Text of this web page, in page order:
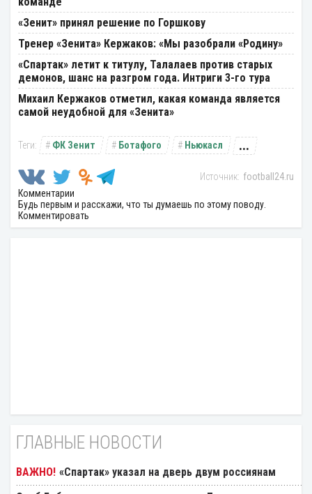
«Зенит» принял решение по Горшкову
Тренер «Зенита» Кержаков: «Мы разобрали «Родину»
«Спартак» летит к титулу, Талалаев против старых
демонов, шанс на разгром года. Интриги 3-го тура
Михаил Кержаков отметил, какая команда является
самой неудобной для «Зенита»
ФК Зенит Ботафого Ньюкасл ...
football24.ru
Комментарии
Будь первым и расскажи, что ты думаешь по этому поводу.
Комментировать
ГЛАВНЫЕ НОВОСТИ
«Спартак» указал на дверь двум россиянам